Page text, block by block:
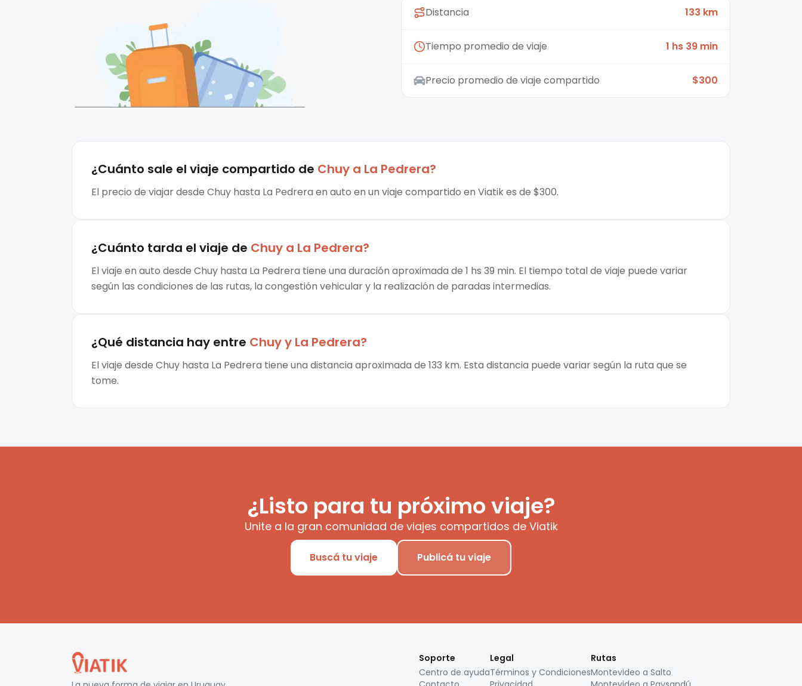
Distancia
133 km
Tiempo promedio de viaje 1 hs 39 min
Precio promedio de viaje compartido $300
¿Cuánto sale el viaje compartido de Chuy a La Pedrera?
El precio de viajar desde Chuy hasta La Pedrera en auto en un viaje compartido en Viatik es de $300.
¿Cuánto tarda el viaje de Chuy a La Pedrera?
El viaje en auto desde Chuy hasta La Pedrera tiene una duración aproximada de 1 hs 39 min. El tiempo total de viaje puede variar
según las condiciones de las rutas, la congestión vehicular y la realización de paradas intermedias.
¿Qué distancia hay entre Chuyy La Pedrera?
El viaje desde Chuy hasta La Pedrera tiene una distancia aproximada de 133 km. Esta distancia puede variar según la ruta que se
tome.
¿Listo para tu próximo viaje?
Unite a la gran comunidad de viajes compartidos de Viatik
Buscá tu viaje Publicá tu viaje
Soporte
Centro de ayuda
Legal
Términos y Condiciones
Rutas
Montevideo a Salto